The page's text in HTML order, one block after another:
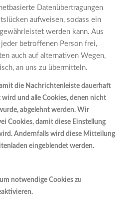
Datenübertragungen
aufweisen, sodass ein
werden kann. Aus
betroffenen Person frei,
auch auf alternativen Wegen,
an uns zu übermitteln.
die Nachrichtenleiste dauerhaft
wird und alle Cookies, denen nicht
abgelehnt werden. Wir
Cookies, damit diese Einstellung
Andernfalls wird diese Mitteilung
eingeblendet werden.
notwendige Cookies zu